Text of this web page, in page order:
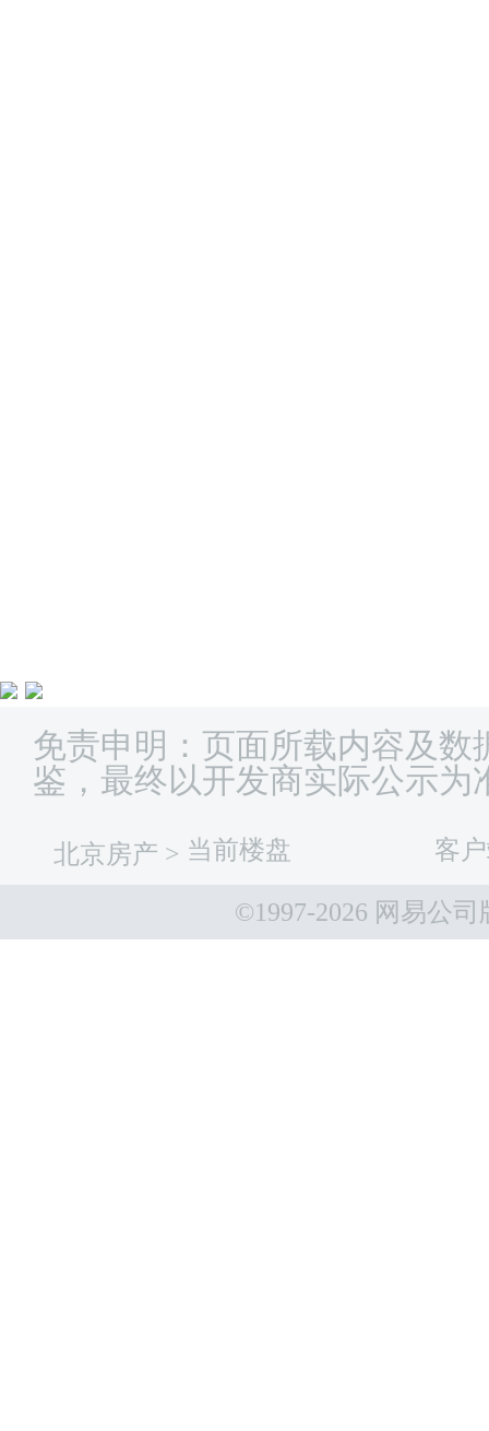
免责申明：页面所载内容及数
鉴，最终以开发商实际公示为
北京房产 > 当前楼盘 客
©1997-2026 网易公